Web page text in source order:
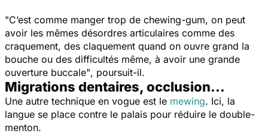
"C’est comme manger trop de chewing-gum, on peut
avoir les mêmes désordres articulaires comme des
craquement, des claquement quand on ouvre grand la
bouche ou des difficultés même, à avoir une grande
ouverture buccale", poursuit-il.
Migrations dentaires, occlusion...
Une autre technique en vogue est le mewing. Ici, la
langue se place contre le palais pour réduire le double-
menton.